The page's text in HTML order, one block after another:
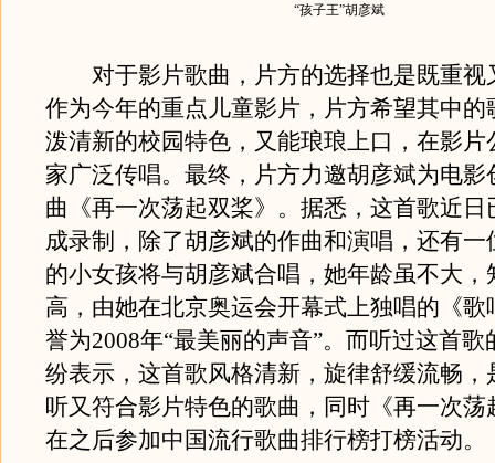
“孩子王”胡彦斌
对于影片歌曲，片方的选择也是既重视
作为今年的重点儿童影片，片方希望其中的
泼清新的校园特色，又能琅琅上口，在影片
家广泛传唱。最终，片方力邀胡彦斌为电影
曲《再一次荡起双桨》。据悉，这首歌近日
成录制，除了胡彦斌的作曲和演唱，还有一
的小女孩将与胡彦斌合唱，她年龄虽不大，
高，由她在北京奥运会开幕式上独唱的《歌
誉为2008年“最美丽的声音”。而听过这首歌
纷表示，这首歌风格清新，旋律舒缓流畅，
听又符合影片特色的歌曲，同时《再一次荡
在之后参加中国流行歌曲排行榜打榜活动。